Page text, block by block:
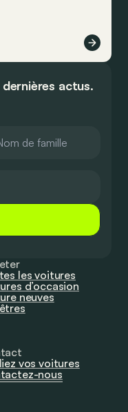
actus.
les voitures
d’occasion
neuves
vos voitures
nous